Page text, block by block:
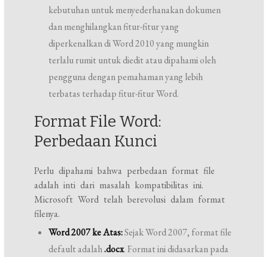
kebutuhan untuk menyederhanakan dokumen
dan menghilangkan fitur-fitur yang
diperkenalkan di Word 2010 yang mungkin
terlalu rumit untuk diedit atau dipahami oleh
pengguna dengan pemahaman yang lebih
terbatas terhadap fitur-fitur Word.
Format File Word:
Perbedaan Kunci
Perlu dipahami bahwa perbedaan format file
adalah inti dari masalah kompatibilitas ini.
Microsoft Word telah berevolusi dalam format
filenya.
Word 2007 ke Atas:Sejak Word 2007, format file
default adalah.docx. Format ini didasarkan pada